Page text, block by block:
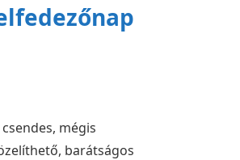
mégis
barátságos